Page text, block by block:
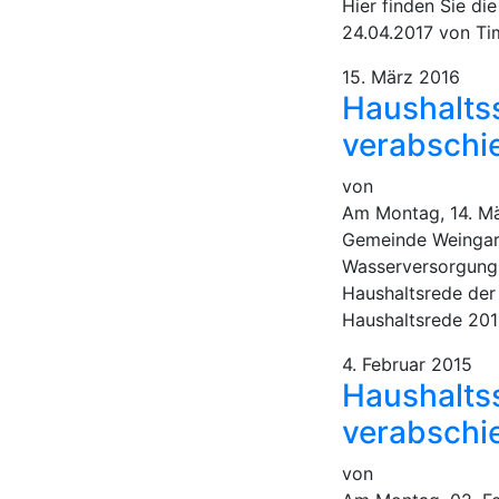
Hier finden Sie
24.04.2017 von
15. März 2016
von
Am Montag, 14.
Gemeinde
Haushaltsrede
Haushaltsrede
4. Februar 2015
von